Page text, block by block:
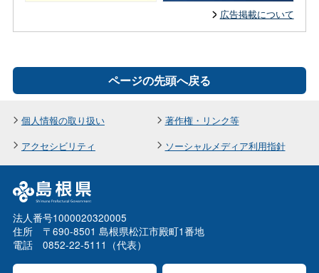
広告掲載について
ページの先頭へ戻る
個人情報の取り扱い
著作権・リンク等
アクセシビリティ
ソーシャルメディア利用指針
法人番号1000020320005
住所 〒690-8501 島根県松江市殿町1番地
電話 0852-22-5111（代表）